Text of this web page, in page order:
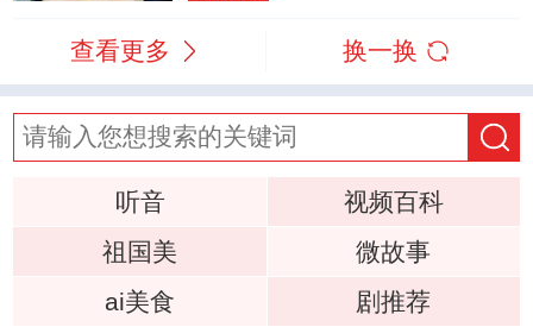
查看更多 换一换
听音
视频百科
祖国美
微故事
ai美食
剧推荐